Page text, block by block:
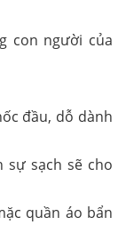
con người của
đầu, dỗ dành
sự sạch sẽ cho
quần áo bẩn